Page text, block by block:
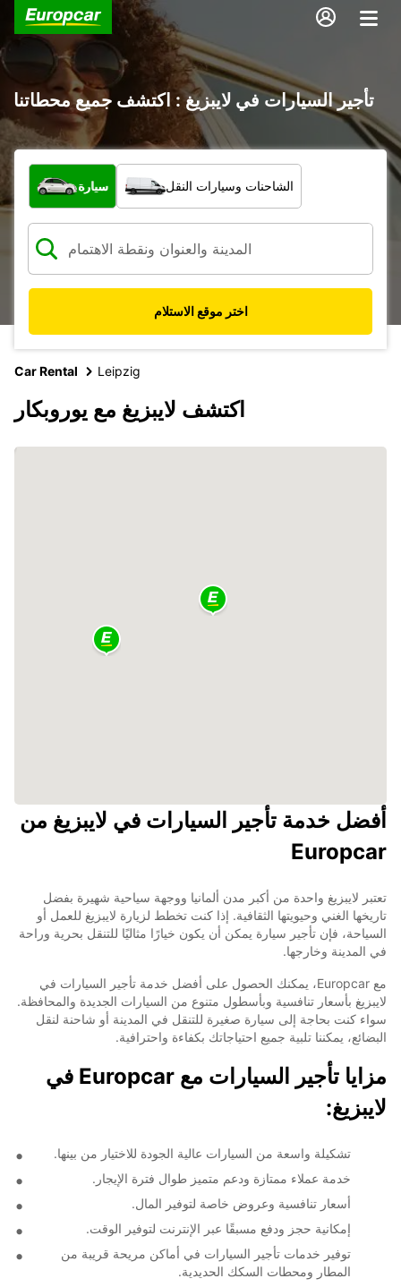
تأجير السيارات في لايبزيغ : اكتشف جميع محطاتنا
ما نوع المركبة؟
سيارة الشاحنات وسيارات النقل
اختر موقع الاستلام
Car Rental Leipzig
اكتشف لايبزيغ مع يوروبكار
أفضل خدمة تأجير السيارات في لايبزيغ من
Europcar
تعتبر لايبزيغ واحدة من أكبر مدن ألمانيا ووجهة سياحية شهيرة بفضل
تاريخها الغني وحيويتها الثقافية. إذا كنت تخطط لزيارة لايبزيغ للعمل أو
السياحة، فإن تأجير سيارة يمكن أن يكون خيارًا مثاليًا للتنقل بحرية وراحة
في المدينة وخارجها.
مع Europcar، يمكنك الحصول على أفضل خدمة تأجير السيارات في
لايبزيغ بأسعار تنافسية وبأسطول متنوع من السيارات الجديدة والمحافظة.
سواء كنت بحاجة إلى سيارة صغيرة للتنقل في المدينة أو شاحنة لنقل
البضائع، يمكننا تلبية جميع احتياجاتك بكفاءة واحترافية.
مزايا تأجير السيارات مع Europcar في
لايبزيغ:
تشكيلة واسعة من السيارات عالية الجودة للاختيار من بينها.
خدمة عملاء ممتازة ودعم متميز طوال فترة الإيجار.
أسعار تنافسية وعروض خاصة لتوفير المال.
إمكانية حجز ودفع مسبقًا عبر الإنترنت لتوفير الوقت.
توفير خدمات تأجير السيارات في أماكن مريحة قريبة من
المطار ومحطات السكك الحديدية.